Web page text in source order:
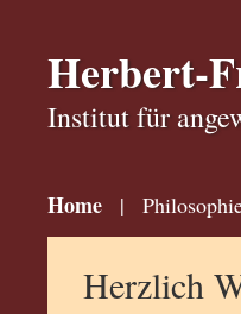
Herbert-
Institut für
Home|
Herzlich